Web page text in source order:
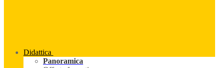
Didattica
Panoramica